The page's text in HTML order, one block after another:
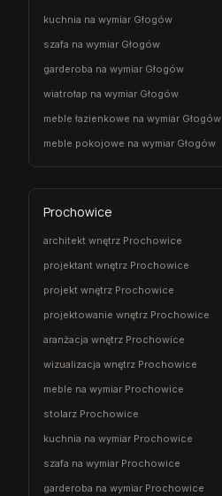
kuchnia na wymiar Głogów
szafa na wymiar Głogów
garderoba na wymiar Głogów
wiatrołap na wymiar Głogów
meble łazienkowe na wymiar Głogów
meble pokojowe na wymiar Głogów
Prochowice
architekt wnętrz Prochowice
projektant wnętrz Prochowice
projekt wnętrz Prochowice
projektowanie wnętrz Prochowice
aranżacja wnętrz Prochowice
wizualizacja wnętrz Prochowice
meble na wymiar Prochowice
stolarz Prochowice
kuchnia na wymiar Prochowice
szafa na wymiar Prochowice
garderoba na wymiar Prochowice